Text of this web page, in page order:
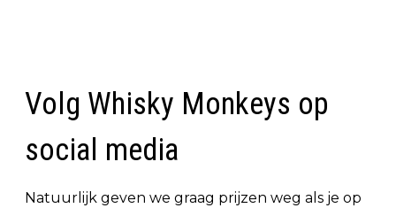
Volg Whisky Monkeys op
social media
Natuurlijk geven we graag prijzen weg als je op